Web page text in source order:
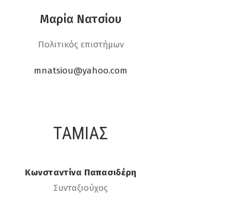
Μαρία Νατσίου
Πολιτικός επιστήμων
mnatsiou@yahoo.com
ΤΑΜΊΑΣ
Κωνσταντίνα Παπασιδέρη
Συνταξιούχος